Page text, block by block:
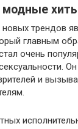
трендов
главным
очень
и